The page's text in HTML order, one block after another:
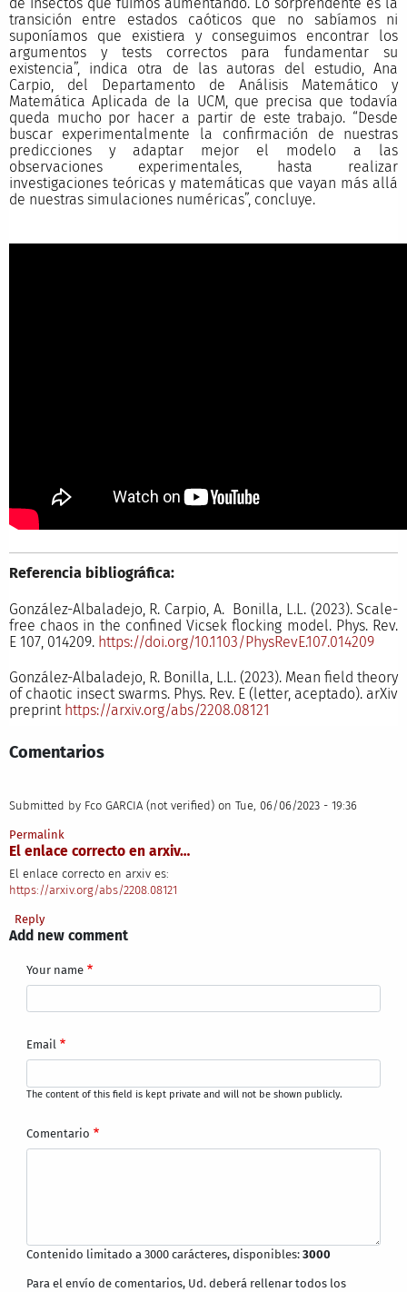
transición entre estados caóticos que no sabíamos ni
suponíamos que existiera y conseguimos encontrar los
argumentos y tests correctos para fundamentar su
existencia”, indica otra de las autoras del estudio, Ana
Carpio, del Departamento de Análisis Matemático y
Matemática Aplicada de la UCM, que precisa que todavía
queda mucho por hacer a partir de este trabajo. “Desde
buscar experimentalmente la confirmación de nuestras
predicciones y adaptar mejor el modelo a las
observaciones experimentales, hasta realizar
investigaciones teóricas y matemáticas que vayan más allá
de nuestras simulaciones numéricas”, concluye.
Referencia bibliográfica:
González-Albaladejo, R. Carpio, A. Bonilla, L.L. (2023). Scale-
free chaos in the confined Vicsek flocking model. Phys. Rev.
E 107, 014209. https://doi.org/10.1103/PhysRevE.107.014209
González-Albaladejo, R. Bonilla, L.L. (2023). Mean field theory
of chaotic insect swarms. Phys. Rev. E (letter, aceptado). arXiv
preprint https://arxiv.org/abs/2208.08121
Comentarios
Submitted by Fco GARCIA (not verified) on Tue, 06/06/2023 - 19:36
Permalink
El enlace correcto en arxiv…
El enlace correcto en arxiv es:
https://arxiv.org/abs/2208.08121
Reply
Add new comment
Your name
Email
The content of this field is kept private and will not be shown publicly.
Comentario
Contenido limitado a 3000 carácteres, disponibles:3000
Para el envío de comentarios, Ud. deberá rellenar todos los